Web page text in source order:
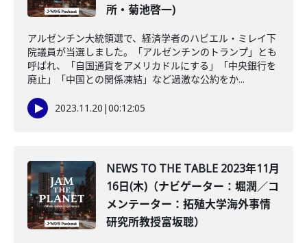
所・菊池啓一)
アルゼンチン大統領選で、経済学者のハビエル・ミレイ下
院議員が当選しました。「アルゼンチンのトランプ」とも
呼ばれ、「自国通貨をアメリカドルにする」「中央銀行を
廃止」「中国との関係凍結」など過激な公約をか...
2023.11.20 |00:12:05
NEWS TO THE TABLE 2023年11月
16日(木)（ナビゲーター：堀潤／コ
メンテーター：拓殖大学海外事情
研究所教授富坂聰）